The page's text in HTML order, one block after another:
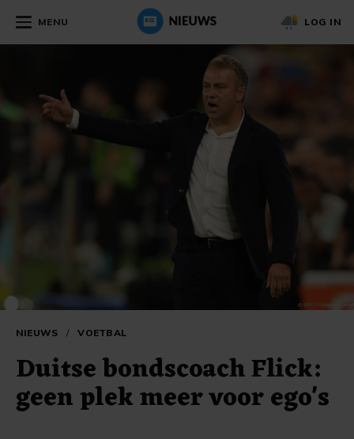
MENU LOG IN
NIEUWS / VOETBAL
Duitse bondscoach Flick:
geen plek meer voor ego's